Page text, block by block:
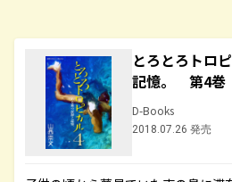
とろとろトロ
記憶。 第4巻
D-Books
2018.07.26 発売